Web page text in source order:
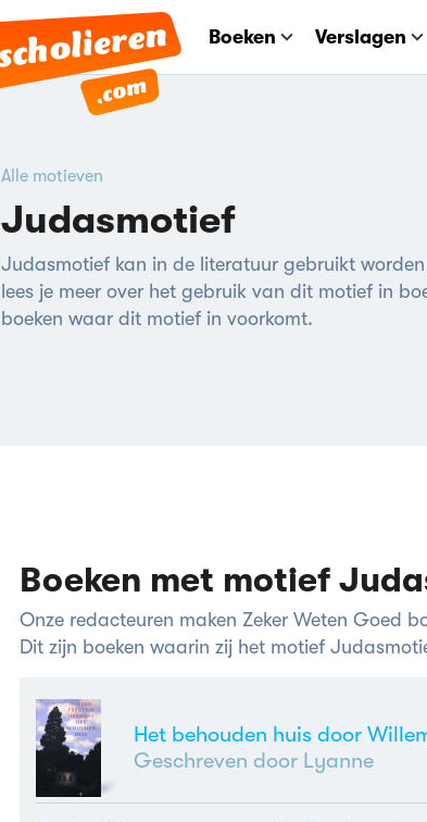
Boeken Verslagen
Alle motieven
Judasmotief
Judasmotief kan in de literatuur gebruikt
lees je meer over het gebruik van dit motief in
boeken waar dit motief in voorkomt.
Boeken met motief
Onze redacteuren maken Zeker Weten Goed
Dit zijn boeken waarin zij het motief
Het behouden huis door
Geschreven door Lyanne